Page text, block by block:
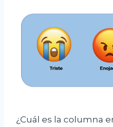
¿Cuál es la columna